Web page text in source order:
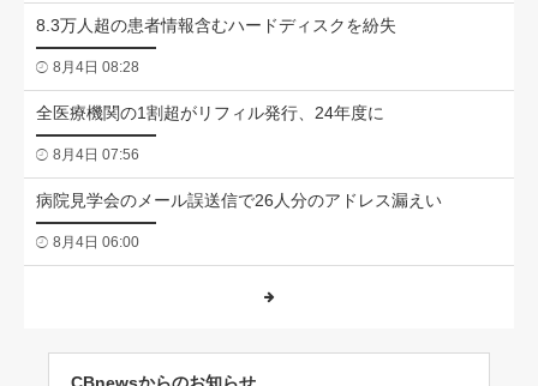
8.3万人超の患者情報含むハードディスクを紛失
8月4日 08:28
全医療機関の1割超がリフィル発行、24年度に
8月4日 07:56
病院見学会のメール誤送信で26人分のアドレス漏えい
8月4日 06:00